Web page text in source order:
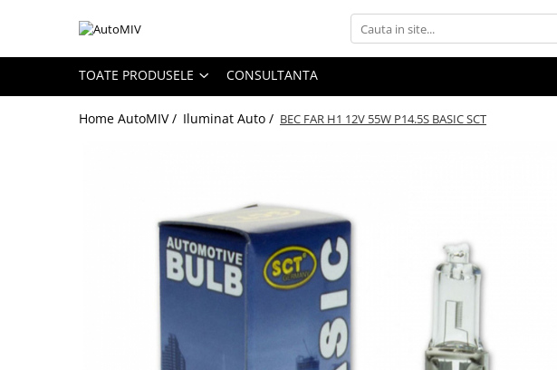
Toate Produsele
Oferta Saptamanii
Butoane Blocare/Deblocare
TOATE PRODUSELE CONSULTANTA
Home AutoMIV / Iluminat Auto / BEC FAR H1 12V 55W P14.5S BASIC SCT